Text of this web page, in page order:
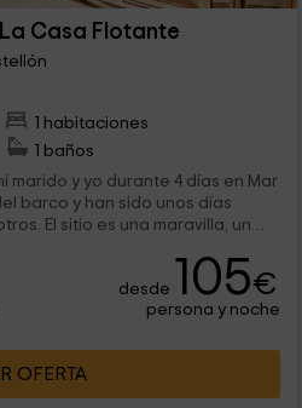
Casa Flotante
1 habitaciones
1 baños
marido y yo durante 4 días en Mar
barco y han sido unos días
El sitio es una maravilla, un
te sientes muy a gusto con la
ha sido perfecta, caminar por la
del río Carbo, visitar los
un taller artesanal de
unas panaderías de esas de
buenísimos y un pan delicioso
desde 105€
persona y noche
OFERTA